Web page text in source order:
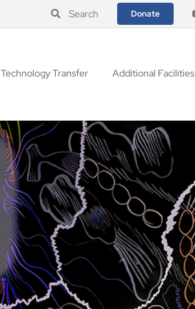
Search Donate
Technology Transfer Additional Facilities